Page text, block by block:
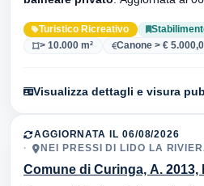
Turistico Ricreativo
> 10.000 m²
Canone > €
Visualizza dettagli e visura
AGGIORNATA IL 06/08/2026
NEI PRESSI DI LIDO LA
Comune di Curinga, A. 2013,